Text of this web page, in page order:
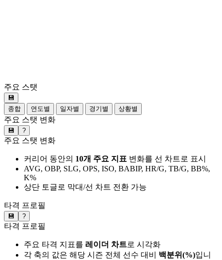
주요 스탯
💾
종합
연도별 일자별 경기별 상황별
주요 스탯 변화
💾 ?
주요 스탯 변화
커리어 동안의 10개 주요 지표 변화를 선 차트로 표시
AVG, OBP, SLG, OPS, ISO, BABIP, HR/G, TB/G, BB%,
K%
상단 토글로 막대/선 차트 전환 가능
타격 프로필
💾 ?
타격 프로필
주요 타격 지표를 레이더 차트로 시각화
각 축의 값은 해당 시즌 전체 선수 대비 백분위(%)입니